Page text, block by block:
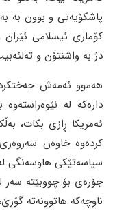
پاشکۆیەتی و بوون بە
کۆماری ئیسلامی ئێران
دژ بە واشنتۆن و
هەموو ئەمەش
دارەکە لە
ئەمریکا ڕازی بکات،
کردەوە خاوەن
سیاسەتێکی هاوسەنگی
جۆرەی بۆ چووبێتە سەر
ناوچەکە هاتوونەتە